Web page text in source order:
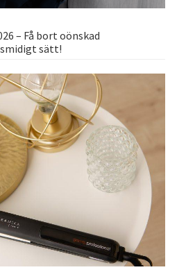
– Få bort oönskad
sätt!